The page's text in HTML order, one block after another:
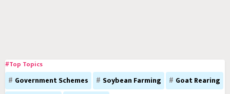
#Top Topics
Government Schemes Soybean Farming
Goat Rearing